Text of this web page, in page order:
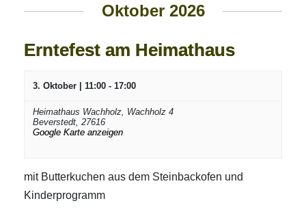
Oktober 2026
Erntefest am Heimathaus
3. Oktober | 11:00 - 17:00
Heimathaus Wachholz, Wachholz 4
Beverstedt 27616
Google Karte anzeigen
mit Butterkuchen aus dem Steinbackofen und
Kinderprogramm